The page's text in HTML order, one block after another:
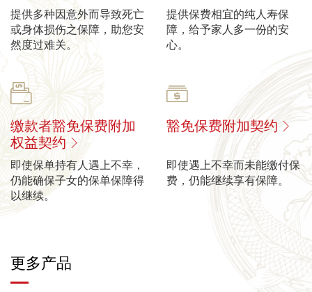
提供多种因意外而导致死亡
或身体损伤之保障，助您安
然度过难关。
提供保费相宜的纯人寿保
障，给予家人多一份的安
心。
缴款者豁免保费附加
权益契约
即使保单持有人遇上不幸，
仍能确保子女的保单保障得
以继续。
豁免保费附加契约
即使遇上不幸而未能缴付保
费，仍能继续享有保障。
更多产品